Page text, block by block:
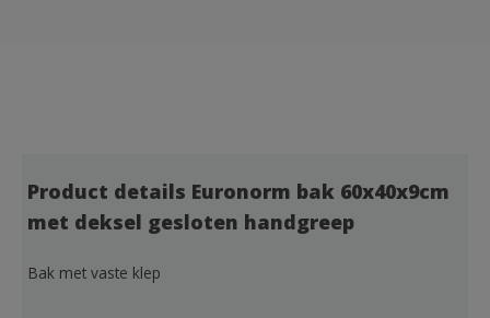
Product details Euronorm bak 60x40x9cm
met deksel gesloten handgreep
Bak met vaste klep